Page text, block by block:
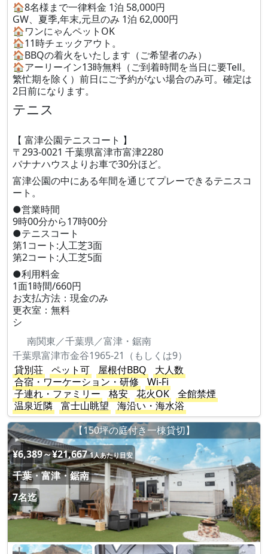
🏠8名様まで一律料金 1泊 58,000円
GW、夏季,年末,元旦のみ 1泊 62,000円
🏠ワンにゃんペットOK
🏠11時チェックアウト。
🏠BBQの着火をいたします（ご希望者のみ）
🏠アーリーイン13時無料（ご到着時間を当日に要Tell。
繁忙期を除く）前日にご予約がない場合のみ可。確定は
2日前になります。
テニス
【 富津公園テニスコート 】
〒293-0021 千葉県富津市富津2280
バナナハウスよりお車で30分ほど。
富津公園の中にある年間を通じてプレーできるテニスコ
ート。
●営業時間
9時00分から17時00分
●テニスコート
第1コート:人工芝3面
第2コート:人工芝5面
●利用料金
1面1時間/660円
お支払方法：現金のみ
更衣室：無料
シ
南関東／千葉県／富津・鋸南
千葉県富津市金谷1965-21（もしくは9）
貸別荘
ペット可 屋根付BBQ
大人数
合宿・ワーケーション・研修
Wi-Fi
子連れ・ファミリー
格安 花火OK
全館禁煙
温泉近隣
富士山眺望
海沿い・海水浴
【150坪の庭付き一棟貸切】
¥6,389～¥21,667 1人あたり目安
千葉・富津・鋸南
7名迄